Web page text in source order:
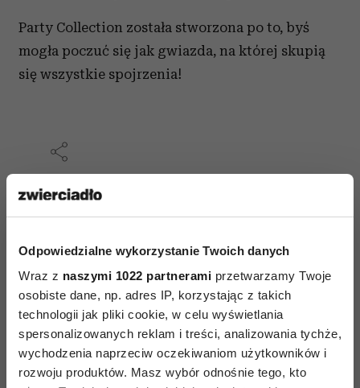
Odpowiedzialne wykorzystanie Twoich danych
Wraz z naszymi 1022 partnerami przetwarzamy Twoje
osobiste dane, np. adres IP, korzystając z takich
technologii jak pliki cookie, w celu wyświetlania
spersonalizowanych reklam i treści, analizowania tychże,
wychodzenia naprzeciw oczekiwaniom użytkowników i
rozwoju produktów. Masz wybór odnośnie tego, kto
Party Collection została stworzona po to, byś
mogła poczuć się jak gwiazda, na której skupią
się wszystkie spojrzenia!